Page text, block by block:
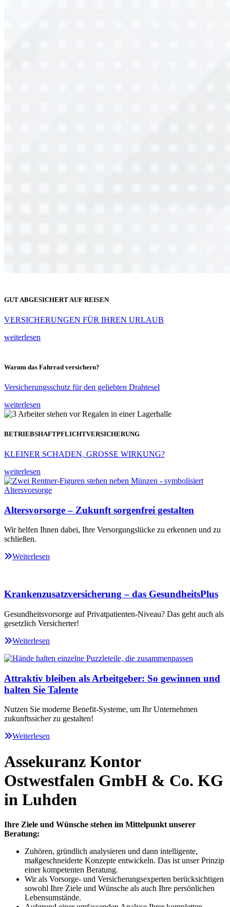
GUT ABGESICHERT AUF REISEN
VERSICHERUNGEN FÜR IHREN URLAUB
weiterlesen
Warum das Fahrrad versichern?
Versicherungsschutz für den geliebten Drahtesel
weiterlesen
BETRIEBSHAFTPFLICHTVERSICHERUNG
KLEINER SCHADEN, GROSSE WIRKUNG?
weiterlesen
Altersvorsorge – Zukunft sorgenfrei gestalten
Wir helfen Ihnen dabei, Ihre Versorgungslücke zu erkennen und zu
schließen.
Weiterlesen
Krankenzusatzversicherung – das GesundheitsPlus
Gesundheitsvorsorge auf Privatpatienten-Niveau? Das geht auch als
gesetzlich Versicherter!
Weiterlesen
Attraktiv bleiben als Arbeitgeber: So gewinnen und
halten Sie Talente
Nutzen Sie moderne Benefit-Systeme, um Ihr Unternehmen
zukunftssicher zu gestalten!
Weiterlesen
Assekuranz Kontor
Ostwestfalen GmbH & Co. KG
in Luhden
Ihre Ziele und Wünsche stehen im Mittelpunkt unserer
Beratung:
Zuhören, gründlich analysieren und dann intelligente,
maßgeschneiderte Konzepte entwickeln. Das ist unser Prinzip
einer kompetenten Beratung.
Wir als Vorsorge- und Versicherungsexperten berücksichtigen
sowohl Ihre Ziele und Wünsche als auch Ihre persönlichen
Lebensumstände.